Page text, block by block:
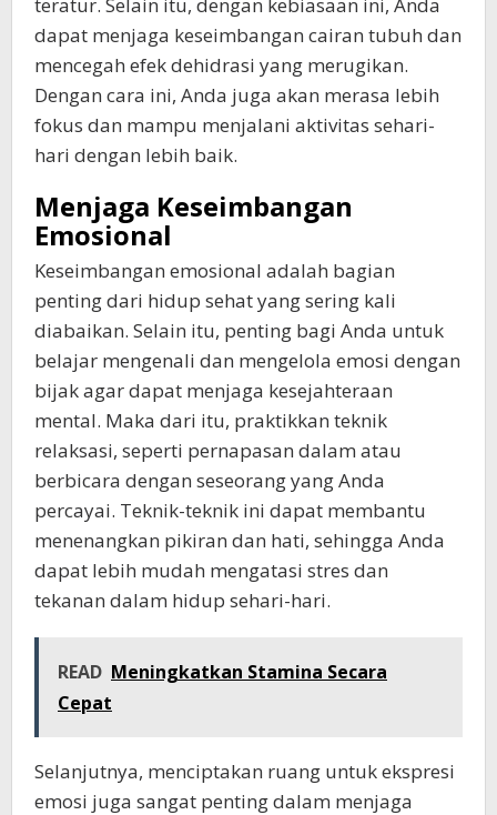
dapat menjaga keseimbangan cairan tubuh dan
mencegah efek dehidrasi yang merugikan.
Dengan cara ini, Anda juga akan merasa lebih
fokus dan mampu menjalani aktivitas sehari-
hari dengan lebih baik.
Menjaga Keseimbangan
Emosional
Keseimbangan emosional adalah bagian
penting dari hidup sehat yang sering kali
diabaikan. Selain itu, penting bagi Anda untuk
belajar mengenali dan mengelola emosi dengan
bijak agar dapat menjaga kesejahteraan
mental. Maka dari itu, praktikkan teknik
relaksasi, seperti pernapasan dalam atau
berbicara dengan seseorang yang Anda
percayai. Teknik-teknik ini dapat membantu
menenangkan pikiran dan hati, sehingga Anda
dapat lebih mudah mengatasi stres dan
tekanan dalam hidup sehari-hari.
READ Meningkatkan Stamina Secara
Cepat
Selanjutnya, menciptakan ruang untuk ekspresi
emosi juga sangat penting dalam menjaga